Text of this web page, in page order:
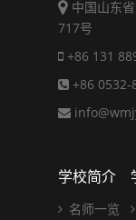
中国山东
717号
+86 131
+86
学校简介
名师一览